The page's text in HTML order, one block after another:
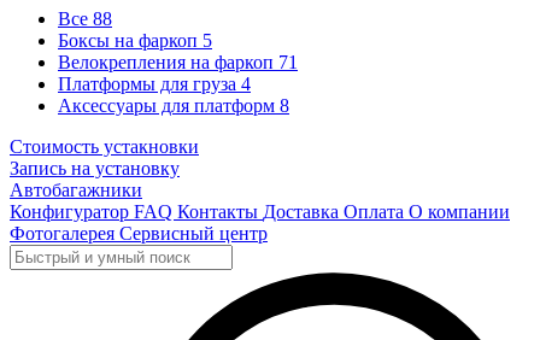
Все 88
Боксы на фаркоп 5
Велокрепления на фаркоп 71
Платформы для груза 4
Аксессуары для платформ 8
Стоимость устакновки
Запись на установку
Автобагажники
Конфигуратор FAQ Контакты Доставка Оплата О компании
Фотогалерея Сервисный центр